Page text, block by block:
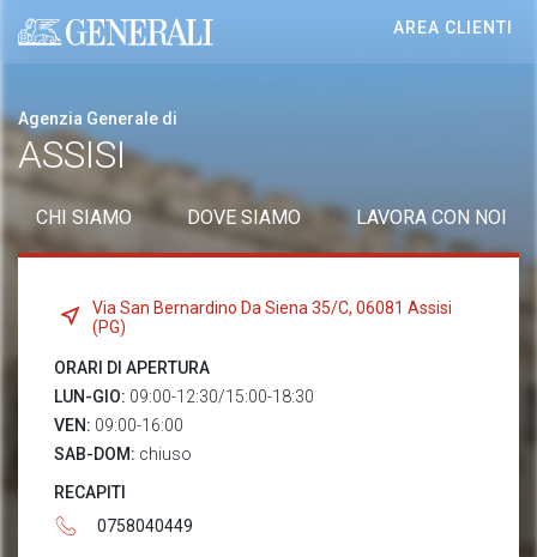
Generali logo
AREA CLIENTI
Agenzia Generale di
ASSISI
CHI SIAMO DOVE SIAMO LAVORA CON NOI
Via San Bernardino Da Siena 35/C, 06081 Assisi
(PG)
ORARI DI APERTURA
LUN-GIO: 09:00-12:30/15:00-18:30
VEN: 09:00-16:00
SAB-DOM: chiuso
RECAPITI
0758040449